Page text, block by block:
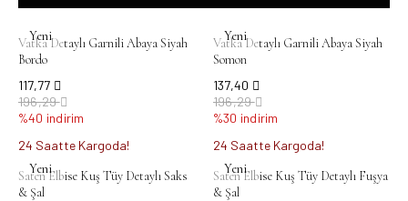
Yeni
Vatka Detaylı Garnili Abaya Siyah
Bordo
117,77
196,29
%40 indirim
24 Saatte Kargoda!
Yeni
Vatka Detaylı Garnili Abaya Siyah
Somon
137,40
196,29
%30 indirim
24 Saatte Kargoda!
Yeni
Saten Elbise Kuş Tüy Detaylı Saks
& Şal
Yeni
Saten Elbise Kuş Tüy Detaylı Fuşya
& Şal